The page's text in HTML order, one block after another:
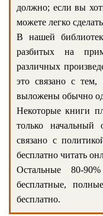
должно; если вы
можете легко
В нашей
разбитых на
различных
это связано с тем,
выложены обычно
Некоторые книги
только начальный
связано с
бесплатно читать
Остальные 80-
бесплатные,
бесплатно.